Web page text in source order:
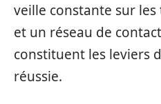
veille constante sur
et un réseau de
constituent les leviers
réussie.